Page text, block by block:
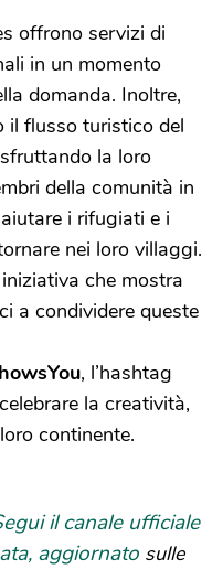
offrono servizi di
in un momento
domanda. Inoltre,
flusso turistico del
la loro
della comunità in
i rifugiati e i
nei loro villaggi.
che mostra
a condividere queste
, l’hashtag
la creatività,
continente.
il canale ufficiale
aggiornato sulle